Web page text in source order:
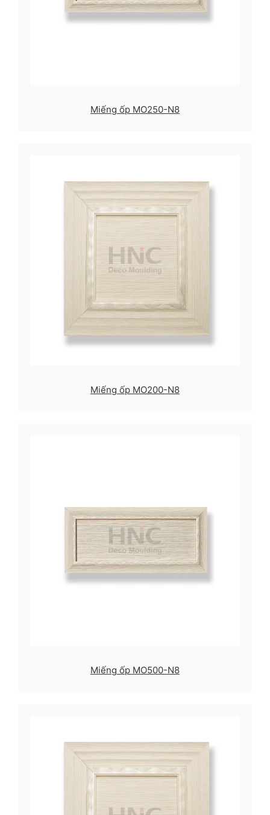
Miếng ốp MO250-N8
Miếng ốp MO200-N8
Miếng ốp MO500-N8